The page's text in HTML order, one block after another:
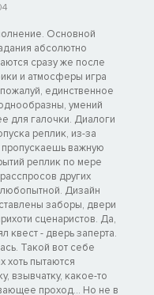
Основной
абсолютно
сразу же после
и атмосферы игра
единственное
умений
для галочки. Диалоги
реплик, из-за
пропускаешь важную
реплик по мере
других
Дизайн
заборы, двери
сценаристов. Да,
квест - дверь заперта.
Такой вот себе
хоть пытаются
взывчатку, какое-то
проход... Но не в